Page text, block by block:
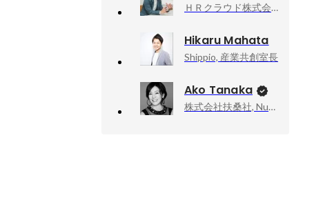
ＨＲクラウド株式会社, 執行役員
Hikaru Mahata
Shippio, 産業共創室長
Ako Tanaka
株式会社扶桑社, Numéro TOKYO編集長